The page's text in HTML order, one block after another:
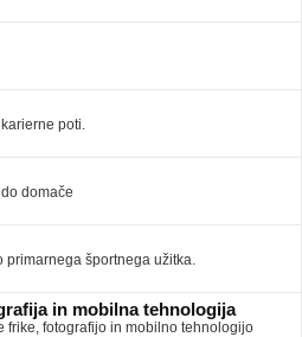
poti.
domače
primarnega športnega užitka.
in mobilna tehnologija
frike, fotografijo in mobilno tehnologijo